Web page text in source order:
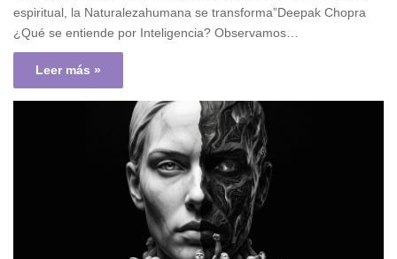
espiritual, la Naturalezahumana se transforma”Deepak Chopra
¿Qué se entiende por Inteligencia? Observamos…
Leer más »